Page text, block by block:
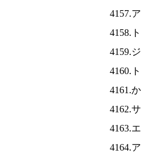
4157.
4158.
4159.
4160.
4161.
4162.
4163.
4164.